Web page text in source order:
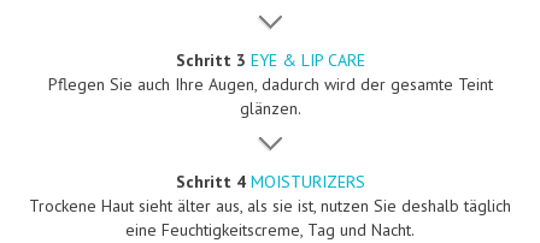
Schritt 3 EYE & LIP CARE
Pflegen Sie auch Ihre Augen, dadurch wird der gesamte Teint
glänzen.
Schritt 4 MOISTURIZERS
Trockene Haut sieht älter aus, als sie ist, nutzen Sie deshalb täglich
eine Feuchtigkeitscreme, Tag und Nacht.